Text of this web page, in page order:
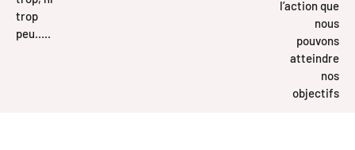
trop
peu…..
l’action que
nous
pouvons
atteindre
nos
objectifs